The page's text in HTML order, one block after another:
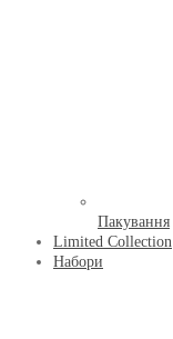
Пакування
Limited Collection
Набори